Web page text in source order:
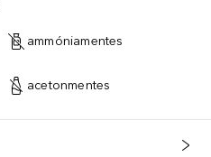
ammóniamentes
acetonmentes